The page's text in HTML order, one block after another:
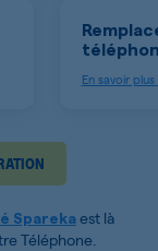
En savoir plus
Spareka est là
Téléphone.